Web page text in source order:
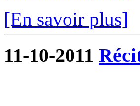
[En savoir plus]
11-10-2011